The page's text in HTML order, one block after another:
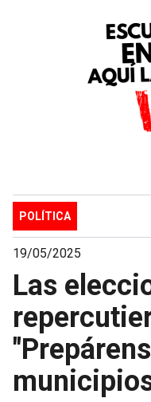
POLÍTICA
19/05/2025
Las